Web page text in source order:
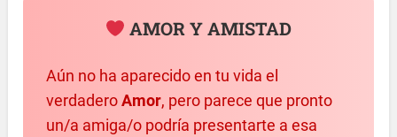
AMOR Y AMISTAD
Aún no ha aparecido en tu vida el
verdaderoAmor, pero parece que pronto
un/a amiga/o podría presentarte a esa